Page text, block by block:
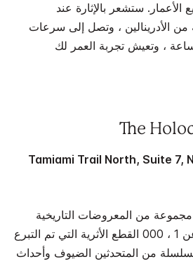
ستشعر بالإثارة عند
إلى 360درجة من الأدرينالين ، وتصل إلى سرعات
في الساعة ، وتعيش تجربة العمر لك
The
4760 Tamiami Trail North, Suite
من المعروضات التاريخية
وذات المغزى لما يزيد عن 1 ، 000 القطع الأثرية التي تم التبرع
بسلسلة من المتحدثين الضيوف وأحداث